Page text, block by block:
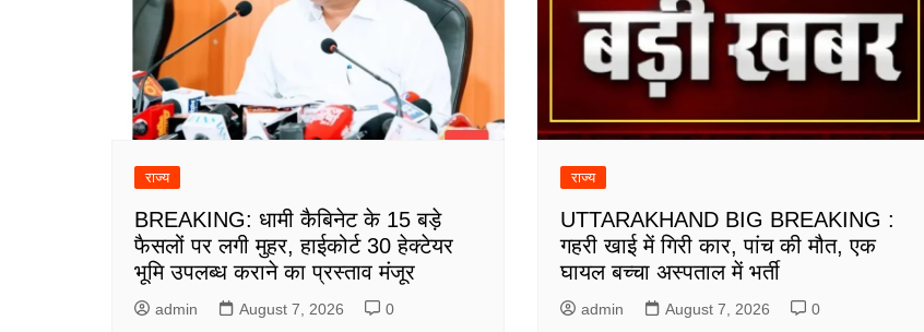
राज्य
BREAKING: धामी कैबिनेट के 15 बड़े
फैसलों पर लगी मुहर, हाईकोर्ट 30 हेक्टेयर
भूमि उपलब्ध कराने का प्रस्ताव मंजूर
admin August 7, 2026 0
राज्य
UTTARAKHAND BIG BREAKING :
गहरी खाई में गिरी कार, पांच की मौत, एक
घायल बच्चा अस्पताल में भर्ती
admin August 7, 2026 0